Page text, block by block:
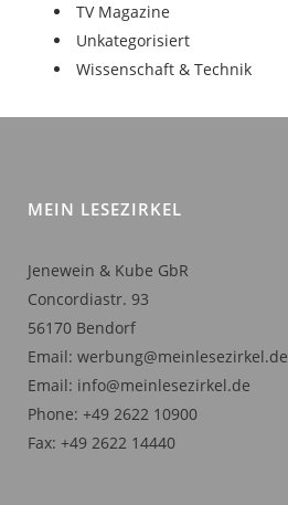
TV Magazine
Unkategorisiert
Wissenschaft & Technik
MEIN LESEZIRKEL
Jenewein & Kube GbR
Concordiastr. 93
56170 Bendorf
Email: werbung@meinlesezirkel.de
Email: info@meinlesezirkel.de
Phone: +49 2622 10900
Fax: +49 2622 14440